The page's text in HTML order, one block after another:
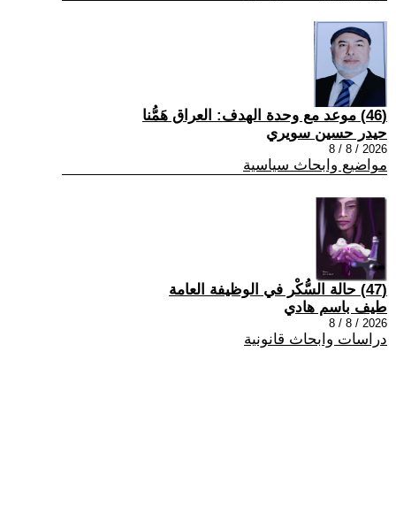
(46) موعد مع وحدة الهدف: العراق هَمُّنا
حيدر حسين سويري
2026 / 8 / 8
مواضيع وابحاث سياسية
(47) حالة السُّكْر في الوظيفة العامة
طيف باسم هادي
2026 / 8 / 8
دراسات وابحاث قانونية